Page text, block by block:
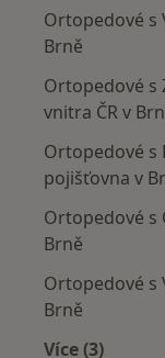
Ortopedové s
Brně
Ortopedové s
vnitra ČR v
Ortopedové s
pojišťovna v
Ortopedové s
Brně
Ortopedové s
Brně
Více (3)